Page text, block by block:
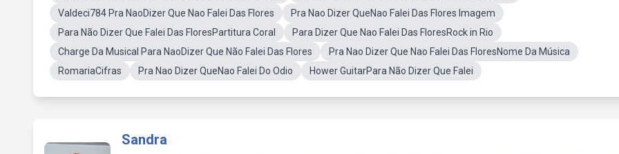
Valdeci784 Pra NaoDizer Que Nao Falei Das Flores
Pra Nao Dizer QueNao Falei Das Flores Imagem
Para Não Dizer Que Falei Das FloresPartitura Coral
Para Dizer Que Nao Falei Das FloresRock in Rio
Charge Da Musical Para NaoDizer Que Não Falei Das Flores
Pra Nao Dizer Que Nao Falei Das FloresNome Da Música
RomariaCifras
Pra Nao Dizer QueNao Falei Do Odio Hower GuitarPara Não Dizer Que Falei
Sandra